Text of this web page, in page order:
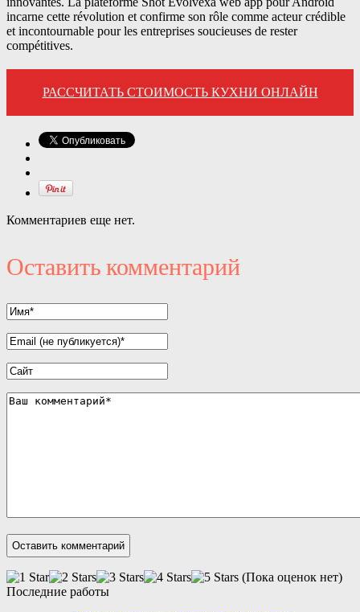
incarne cette révolution et confirme son rôle comme acteur crédible
et incontournable pour les entreprises soucieuses de rester
compétitives.
РАССЧИТАТЬ СТОИМОСТЬ КУХНИ ОНЛАЙН
Комментариев еще нет.
Оставить комментарий
(Пока оценок нет)
Последние работы